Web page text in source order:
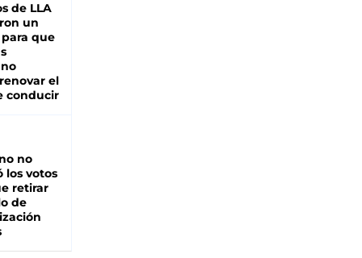
de LLA
un
que
el
conducir
no
los votos
retirar
de